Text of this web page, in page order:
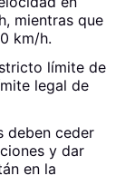
mientras que
km/h.
límite de
legal de
deben ceder
y dar
en la